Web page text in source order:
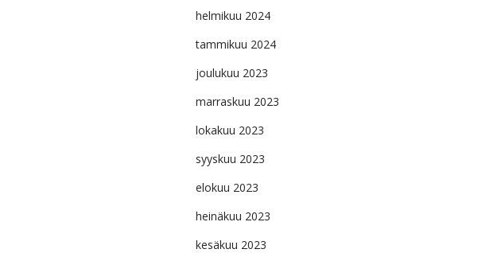
helmikuu 2024
tammikuu 2024
joulukuu 2023
marraskuu 2023
lokakuu 2023
syyskuu 2023
elokuu 2023
heinäkuu 2023
kesäkuu 2023